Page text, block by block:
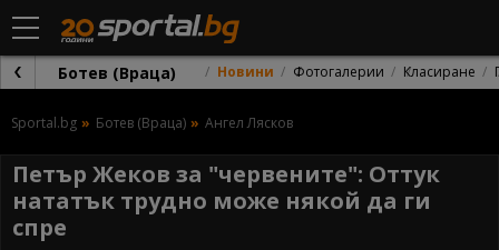
Ботев (Враца) Новини Фотогалерии Класиране
Sportal.bg Ботев (Враца) Ангел Лясков
Петър Жеков за "червените": Оттук
нататък трудно може някой да ги
спре